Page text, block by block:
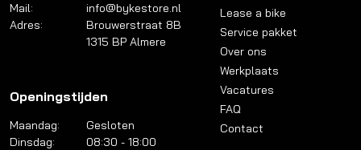
Mail:
info@bykestore.nl
Adres:
Brouwerstraat 8B
1315 BP Almere
Openingstijden
Maandag:
Gesloten
Dinsdag:
08:30 - 18:00
Lease a bike
Service pakket
Over ons
Werkplaats
Vacatures
FAQ
Contact